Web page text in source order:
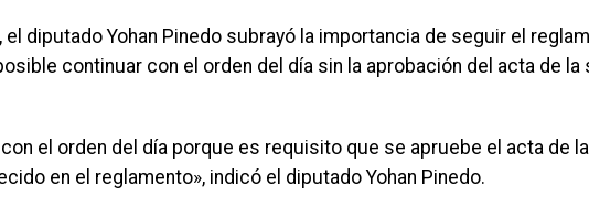
el diputado Yohan Pinedo subrayó la importancia de seguir el
continuar con el orden del día sin la aprobación del acta de la
el orden del día porque es requisito que se apruebe el acta de
en el reglamento», indicó el diputado Yohan Pinedo.